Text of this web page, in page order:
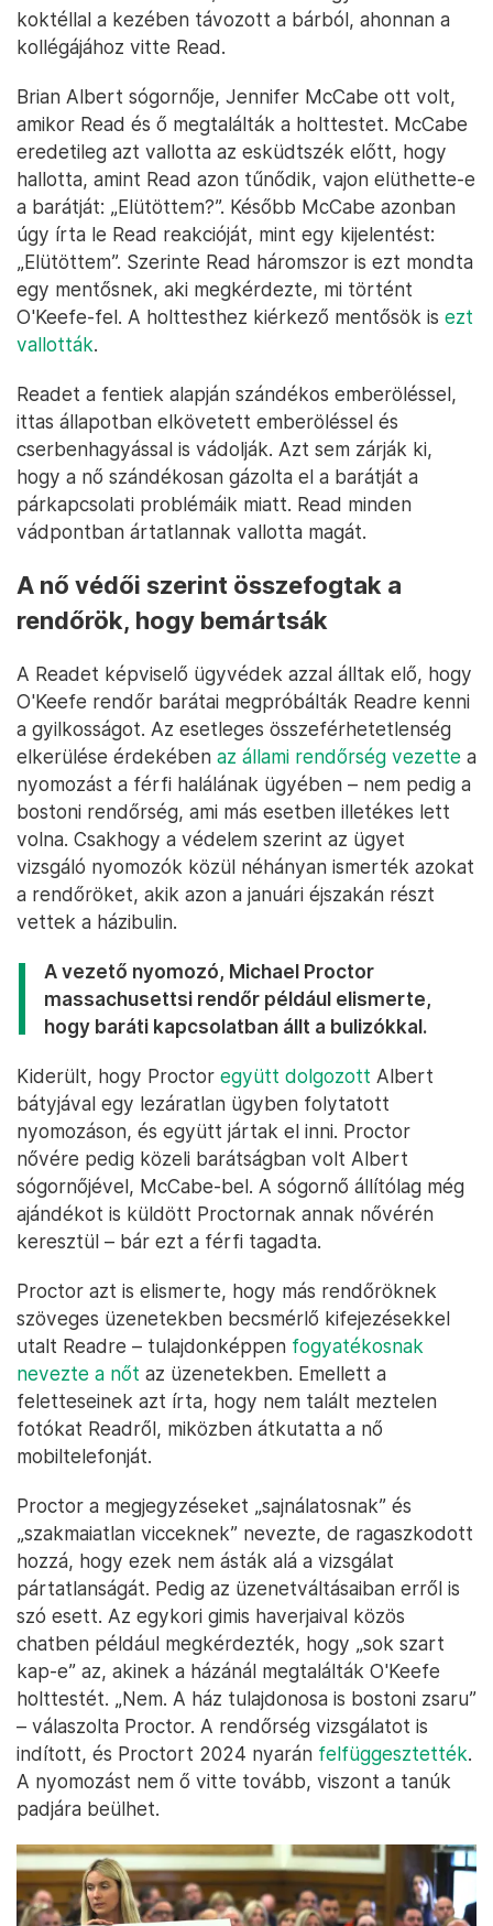
koktéllal a kezében távozott a bárból, ahonnan a
kollégájához vitte Read.
Brian Albert sógornője, Jennifer McCabe ott volt,
amikor Read és ő megtalálták a holttestet. McCabe
eredetileg azt vallotta az esküdtszék előtt, hogy
hallotta, amint Read azon tűnődik, vajon elüthette-e
a barátját: „Elütöttem?”. Később McCabe azonban
úgy írta le Read reakcióját, mint egy kijelentést:
„Elütöttem”. Szerinte Read háromszor is ezt mondta
egy mentősnek, aki megkérdezte, mi történt
O'Keefe-fel. A holttesthez kiérkező mentősök is ezt
vallották.
Readet a fentiek alapján szándékos emberöléssel,
ittas állapotban elkövetett emberöléssel és
cserbenhagyással is vádolják. Azt sem zárják ki,
hogy a nő szándékosan gázolta el a barátját a
párkapcsolati problémáik miatt. Read minden
vádpontban ártatlannak vallotta magát.
A nő védői szerint összefogtak a
rendőrök, hogy bemártsák
A Readet képviselő ügyvédek azzal álltak elő, hogy
O'Keefe rendőr barátai megpróbálták Readre kenni
a gyilkosságot. Az esetleges összeférhetetlenség
elkerülése érdekében az állami rendőrség vezette a
nyomozást a férfi halálának ügyében – nem pedig a
bostoni rendőrség, ami más esetben illetékes lett
volna. Csakhogy a védelem szerint az ügyet
vizsgáló nyomozók közül néhányan ismerték azokat
a rendőröket, akik azon a januári éjszakán részt
vettek a házibulin.
A vezető nyomozó, Michael Proctor
massachusettsi rendőr például elismerte,
hogy baráti kapcsolatban állt a bulizókkal.
Kiderült, hogy Proctor együtt dolgozott Albert
bátyjával egy lezáratlan ügyben folytatott
nyomozáson, és együtt jártak el inni. Proctor
nővére pedig közeli barátságban volt Albert
sógornőjével, McCabe-bel. A sógornő állítólag még
ajándékot is küldött Proctornak annak nővérén
keresztül – bár ezt a férfi tagadta.
Proctor azt is elismerte, hogy más rendőröknek
szöveges üzenetekben becsmérlő kifejezésekkel
utalt Readre – tulajdonképpen fogyatékosnak
nevezte a nőt az üzenetekben. Emellett a
feletteseinek azt írta, hogy nem talált meztelen
fotókat Readről, miközben átkutatta a nő
mobiltelefonját.
Proctor a megjegyzéseket „sajnálatosnak” és
„szakmaiatlan vicceknek” nevezte, de ragaszkodott
hozzá, hogy ezek nem ásták alá a vizsgálat
pártatlanságát. Pedig az üzenetváltásaiban erről is
szó esett. Az egykori gimis haverjaival közös
chatben például megkérdezték, hogy „sok szart
kap-e” az, akinek a házánál megtalálták O'Keefe
holttestét. „Nem. A ház tulajdonosa is bostoni zsaru”
– válaszolta Proctor. A rendőrség vizsgálatot is
indított, és Proctort 2024 nyarán felfüggesztették.
A nyomozást nem ő vitte tovább, viszont a tanúk
padjára beülhet.